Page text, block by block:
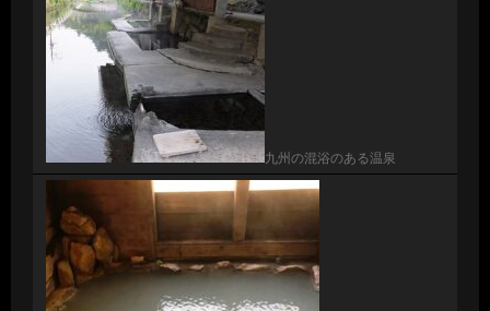
九州の混浴のある温泉